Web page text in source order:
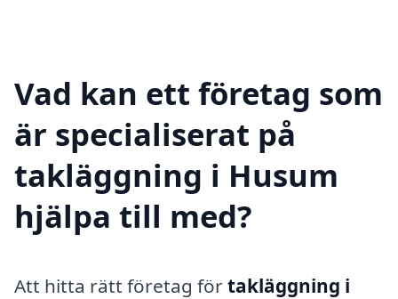
Vad kan ett företag som
är specialiserat på
takläggning i Husum
hjälpa till med?
Att hitta rätt företag förtakläggning i